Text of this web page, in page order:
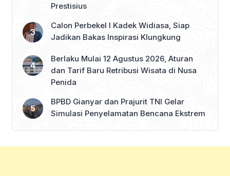
Prestisius
Calon Perbekel I Kadek Widiasa, Siap
Jadikan Bakas Inspirasi Klungkung
Berlaku Mulai 12 Agustus 2026, Aturan
dan Tarif Baru Retribusi Wisata di Nusa
Penida
BPBD Gianyar dan Prajurit TNI Gelar
Simulasi Penyelamatan Bencana Ekstrem